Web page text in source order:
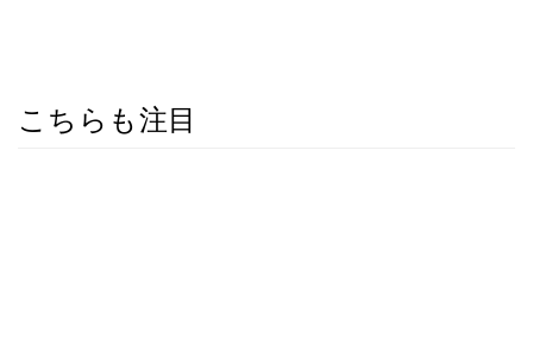
こちらも注目